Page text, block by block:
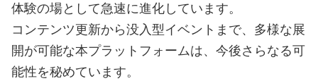
体験の場として急速に進化しています。
コンテンツ更新から没入型イベントまで、多様な展
開が可能な本プラットフォームは、今後さらなる可
能性を秘めています。